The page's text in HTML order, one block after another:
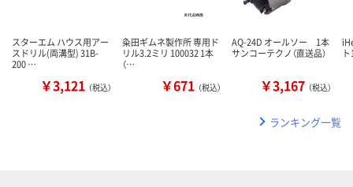
スターエム ハウス用アー
スドリル(両溝型) 31B-
200 …
￥3,121 （税込）
粂田ギムネ製作所 専用ド
リル3.2ミリ 100032 1本
（…
￥671 （税込）
AQ-24D オールソー 1本
サンコーテクノ（直送品）
￥3,167 （税込）
ランキング一覧